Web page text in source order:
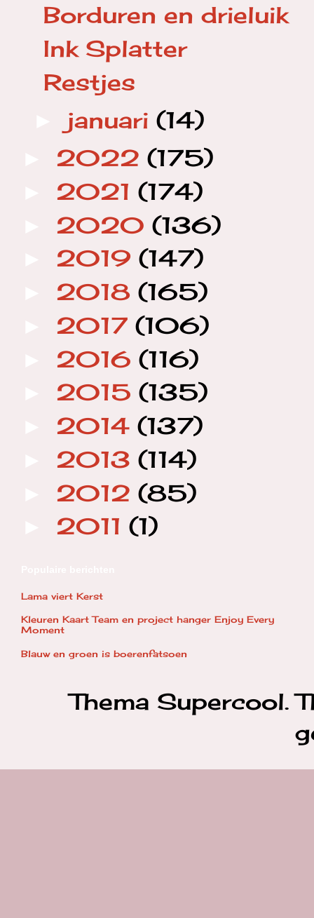
Borduren en drieluik
Ink Splatter
Restjes
januari (14)
2022 (175)
2021 (174)
2020 (136)
2019 (147)
2018 (165)
2017 (106)
2016 (116)
2015 (135)
2014 (137)
2013 (114)
2012 (85)
2011 (1)
Lama viert Kerst
Kleuren Kaart Team en project hanger Enjoy Every
Moment
Blauw en groen is boerenfatsoen
Thema Supercool.